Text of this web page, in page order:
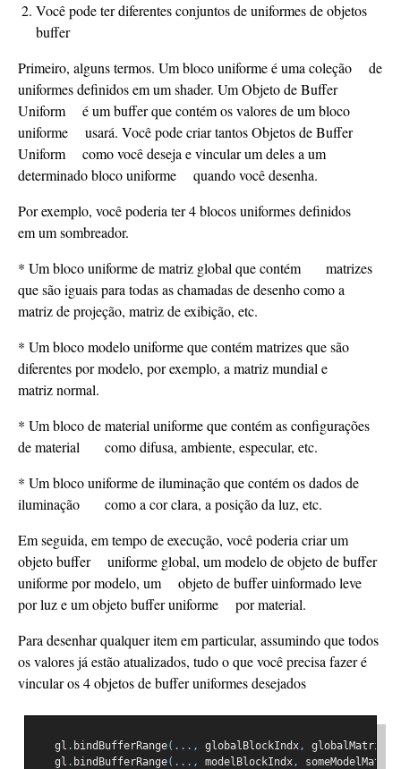
Você pode ter diferentes conjuntos de uniformes de objetos
buffer
Primeiro, alguns termos. Um bloco uniforme é uma coleção de
uniformes definidos em um shader. Um Objeto de Buffer
Uniform é um buffer que contém os valores de um bloco
uniforme usará. Você pode criar tantos Objetos de Buffer
Uniform como você deseja e vincular um deles a um
determinado bloco uniforme quando você desenha.
Por exemplo, você poderia ter 4 blocos uniformes definidos
em um sombreador.
* Um bloco uniforme de matriz global que contém matrizes
que são iguais para todas as chamadas de desenho como a
matriz de projeção, matriz de exibição, etc.
* Um bloco modelo uniforme que contém matrizes que são
diferentes por modelo, por exemplo, a matriz mundial e
matriz normal.
* Um bloco de material uniforme que contém as configurações
de material como difusa, ambiente, especular, etc.
* Um bloco uniforme de iluminação que contém os dados de
iluminação como a cor clara, a posição da luz, etc.
Em seguida, em tempo de execução, você poderia criar um
objeto buffer uniforme global, um modelo de objeto de buffer
uniforme por modelo, um objeto de buffer uinformado leve
por luz e um objeto buffer uniforme por material.
Para desenhar qualquer item em particular, assumindo que todos
os valores já estão atualizados, tudo o que você precisa fazer é
vincular os 4 objetos de buffer uniformes desejados
   gl
. bindBufferRange(..., globalBlockIndx,
   gl
. bindBufferRange(..., modelBlockIndx,